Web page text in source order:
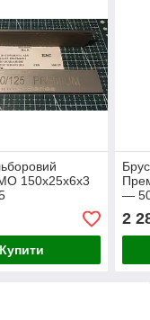
150х25х6х3
Купити
—
2